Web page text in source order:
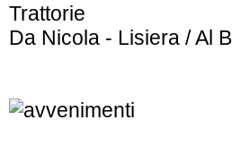
Trattorie
Da Nicola - Lisiera / Al